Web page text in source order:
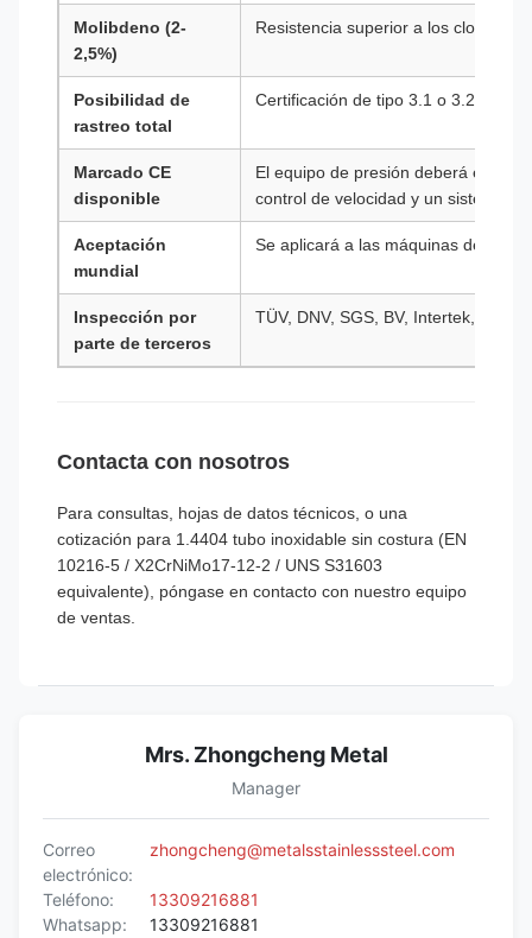
Molibdeno (2-
2,5%)
Resistencia superior a los cloruros y
Posibilidad de
rastreo total
Certificación de tipo 3.1 o 3.2 de la
Marcado CE
disponible
El equipo de presión deberá estar
control de velocidad y un sistema
Aceptación
mundial
Se aplicará a las máquinas de
Inspección por
parte de terceros
TÜV, DNV, SGS, BV, Intertek,
Contacta con nosotros
Para consultas, hojas de datos técnicos, o una
cotización para 1.4404 tubo inoxidable sin costura (EN
10216-5 / X2CrNiMo17-12-2 / UNS S31603
equivalente), póngase en contacto con nuestro equipo
de ventas.
Mrs. Zhongcheng Metal
Manager
Correo
electrónico:
zhongcheng@metalsstainlesssteel.com
Teléfono:
13309216881
Whatsapp:
13309216881